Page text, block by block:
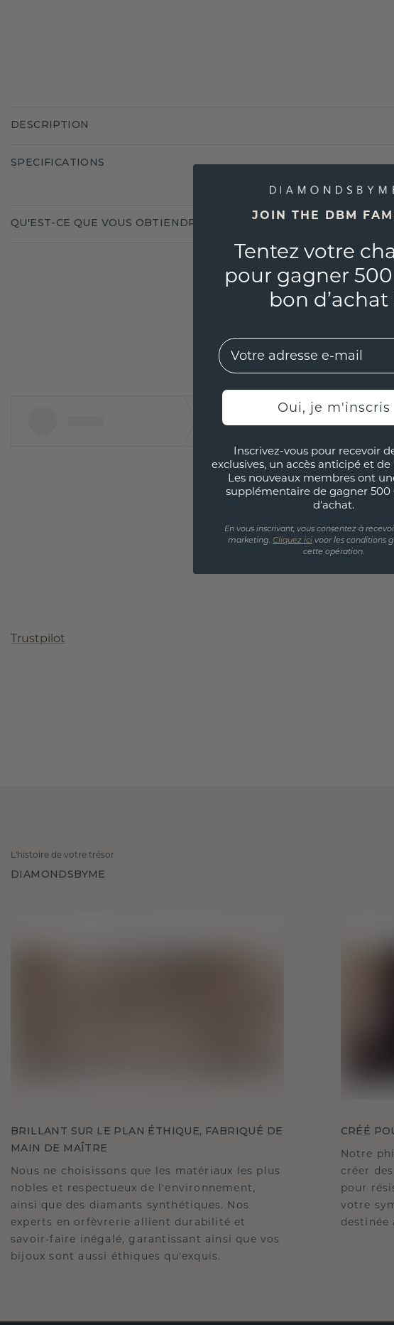
DESCRIPTION
SPECIFICATIONS
QU'EST-CE QUE VOUS OBTIENDREZ ?
Trustpilot
L'histoire de votre trésor
DIAMONDSBYME
BRILLANT SUR LE PLAN ÉTHIQUE, FABRIQUÉ DE
MAIN DE MAÎTRE
Nous ne choisissons que les matériaux les plus
nobles et respectueux de l'environnement,
ainsi que des diamants synthétiques. Nos
experts en orfèvrerie allient durabilité et
savoir-faire inégalé, garantissant ainsi que vos
bijoux sont aussi éthiques qu'exquis.
CRÉÉ
Notre
créer
pour
votre
JOIN THE DBM
Tentez votre
pour gagner
bon d’achat
EMail
Oui, je m'inscris
Inscrivez-vous pour recevoir
exclusives, un accès anticipé et
Les nouveaux membres ont
supplémentaire de gagner 500
d'achat.
En vous inscrivant, vous consentez à
marketing. Cliquez ici voor les conditions
cette opération.